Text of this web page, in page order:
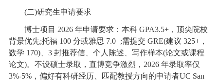
(二)研究生申请要求
博士项目 2026 年申请要求：本科 GPA3.5+，顶尖院校
背景优先;托福 100 分或雅思 7.0+;需提交 GRE(建议 325+，
数学 170)、3 封推荐信、个人陈述、写作样本(论文或课程
论文)。不设硕士录取，直博竞争激烈，2026 年录取率仅
3%-5%，偏好有科研经历、匹配教授方向的申请者UC San